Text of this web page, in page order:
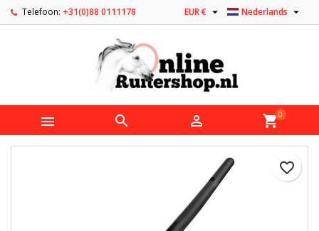
Telefoon: +31(0)88 0111178 Nederlands 
EUR € 
   shopping_cart0
favorite_border